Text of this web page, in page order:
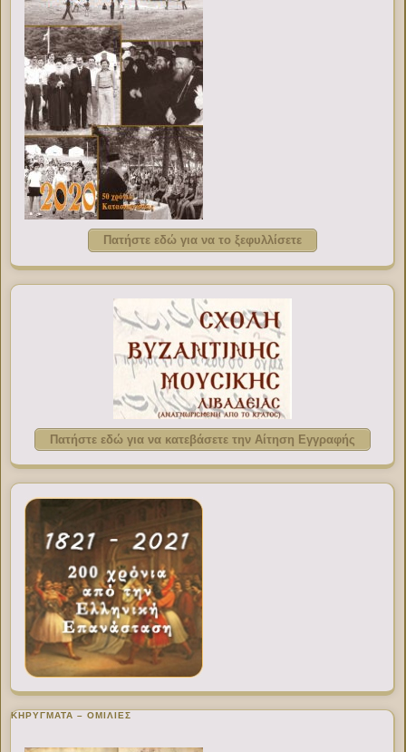
Πατήστε εδώ για να το ξεφυλλίσετε
Πατήστε εδώ για να κατεβάσετε την Αίτηση Εγγραφής
ΚΗΡΥΓΜΑΤΑ – ΟΜΙΛΙΕΣ